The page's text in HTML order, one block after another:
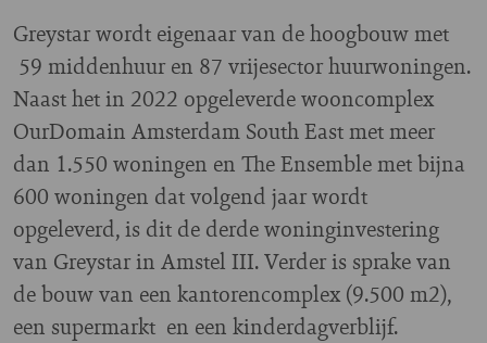
Greystar wordt eigenaar van de hoogbouw met
59 middenhuur en 87 vrijesector huurwoningen.
Naast het in 2022 opgeleverde wooncomplex
OurDomain Amsterdam South East met meer
dan 1.550 woningen en The Ensemble met bijna
600 woningen dat volgend jaar wordt
opgeleverd, is dit de derde woninginvestering
van Greystar in Amstel III. Verder is sprake van
de bouw van een kantorencomplex (9.500 m2),
een supermarkt en een kinderdagverblijf.